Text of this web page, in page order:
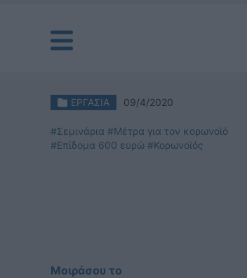
ΕΡΓΑΣΙΑ 09/4/2020
#Σεμινάρια #Μέτρα για τον κορωνοϊό
#Επίδομα 600 ευρώ #Κορωνοϊός
Μοιράσου το